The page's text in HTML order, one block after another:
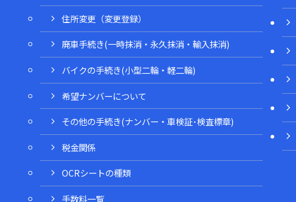
住所変更（変更登録）
廃車手続き(一時抹消・永久抹消・輸入抹消)
バイクの手続き(小型二輪・軽二輪)
希望ナンバーについて
その他の手続き(ナンバー・車検証･検査標章)
税金関係
OCRシートの種類
手数料一覧